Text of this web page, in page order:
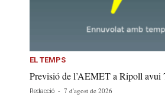
EL TEMPS
Previsió de l’AEMET a Ripoll avui
Redacció - 7 d'agost de 2026